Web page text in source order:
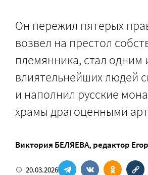
Он пережил пятерых
возвел на престол
племянника, стал одним
влиятельнейших людей
и наполнил русские
храмы драгоценными
Виктория БЕЛЯЕВА, редактор
20.03.2026